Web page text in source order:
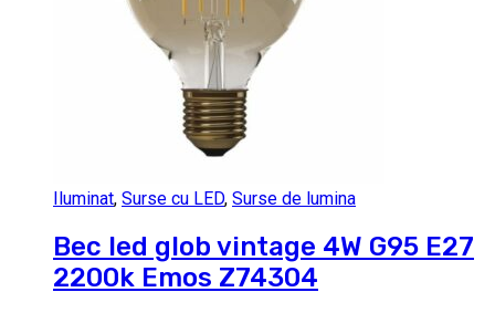
Iluminat, Surse cu LED, Surse de lumina
Bec led glob vintage 4W G95 E27
2200k Emos Z74304